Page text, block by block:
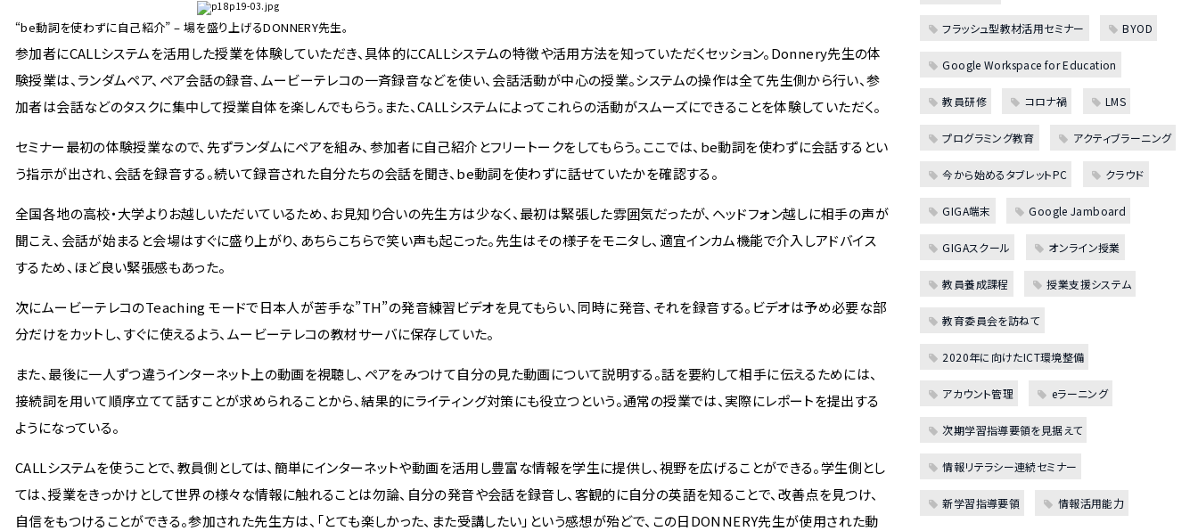
“be動詞を使わずに自己紹介” – 場を盛り上げるDONNERY先生。
参加者にCALLシステムを活用した授業を体験していただき、具体的にCALLシステムの特徴や活用方法を知っていただくセッション。Donnery先生の体
験授業は、ランダムペア、ペア会話の録音、ムービーテレコの一斉録音などを使い、会話活動が中心の授業。システムの操作は全て先生側から行い、参
加者は会話などのタスクに集中して授業自体を楽しんでもらう。また、CALLシステムによってこれらの活動がスムーズにできることを体験していただく。
セミナー最初の体験授業なので、先ずランダムにペアを組み、参加者に自己紹介とフリートークをしてもらう。ここでは、be動詞を使わずに会話するとい
う指示が出され、会話を録音する。続いて録音された自分たちの会話を聞き、be動詞を使わずに話せていたかを確認する。
全国各地の高校・大学よりお越しいただいているため、お見知り合いの先生方は少なく、最初は緊張した雰囲気だったが、ヘッドフォン越しに相手の声が
聞こえ、会話が始まると会場はすぐに盛り上がり、あちらこちらで笑い声も起こった。先生はその様子をモニタし、適宜インカム機能で介入しアドバイス
するため、ほど良い緊張感もあった。
次にムービーテレコのTeaching モードで日本人が苦手な”TH”の発音練習ビデオを見てもらい、同時に発音、それを録音する。ビデオは予め必要な部
分だけをカットし、すぐに使えるよう、ムービーテレコの教材サーバに保存していた。
また、最後に一人ずつ違うインターネット上の動画を視聴し、ペアをみつけて自分の見た動画について説明する。話を要約して相手に伝えるためには、
接続詞を用いて順序立てて話すことが求められることから、結果的にライティング対策にも役立つという。通常の授業では、実際にレポートを提出する
ようになっている。
CALLシステムを使うことで、教員側としては、簡単にインターネットや動画を活用し豊富な情報を学生に提供し、視野を広げることができる。学生側とし
ては、授業をきっかけとして世界の様々な情報に触れることは勿論、自分の発音や会話を録音し、客観的に自分の英語を知ることで、改善点を見つけ、
自信をもつけることができる。参加された先生方は、「とても楽しかった、また受講したい」という感想が殆どで、この日DONNERY先生が使用された動
フラッシュ型教材活用セミナー BYOD
Google Workspace for Education
教員研修 コロナ禍 LMS
プログラミング教育 アクティブラーニング
今から始めるタブレットPC クラウド
GIGA端末 Google Jamboard
GIGAスクール オンライン授業
教員養成課程 授業支援システム
教育委員会を訪ねて
2020年に向けたICT環境整備
アカウント管理 eラーニング
次期学習指導要領を見据えて
情報リテラシー連続セミナー
新学習指導要領 情報活用能力